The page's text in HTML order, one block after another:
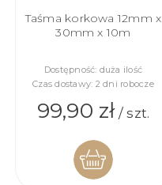
Taśma korkowa 12mm x
30mm x 10m
Dostępność: duża ilość
Czas dostawy: 2 dni robocze
99,90 zł/ szt.